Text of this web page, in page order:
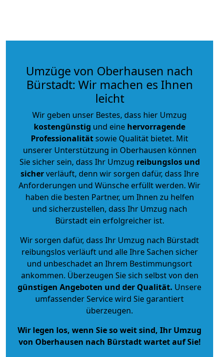
Umzüge von Oberhausen nach
Bürstadt: Wir machen es Ihnen
leicht
Wir geben unser Bestes, dass hier Umzug
kostengünstig und eine hervorragende
Professionalitätsowie Qualität bietet. Mit
unserer Unterstützung in Oberhausen können
Sie sicher sein, dass Ihr Umzug reibungslos und
sicherverläuft, denn wir sorgen dafür, dass Ihre
Anforderungen und Wünsche erfüllt werden. Wir
haben die besten Partner, um Ihnen zu helfen
und sicherzustellen, dass Ihr Umzug nach
Bürstadt ein erfolgreicher ist.
Wir sorgen dafür, dass Ihr Umzug nach Bürstadt
reibungslos verläuft und alle Ihre Sachen sicher
und unbeschadet an Ihrem Bestimmungsort
ankommen. Überzeugen Sie sich selbst von den
günstigen Angeboten und der Qualität. Unsere
umfassender Service wird Sie garantiert
überzeugen.
Wir legen los, wenn Sie so weit sind, Ihr Umzug
von Oberhausen nach Bürstadt wartet auf Sie!